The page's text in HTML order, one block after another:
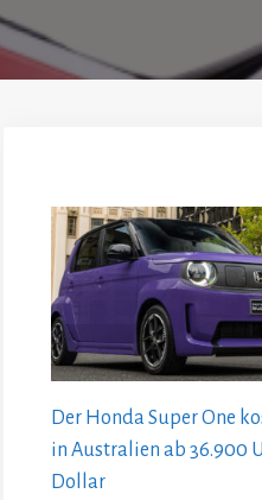
Der Honda Super One
in Australien ab 36.900
Dollar